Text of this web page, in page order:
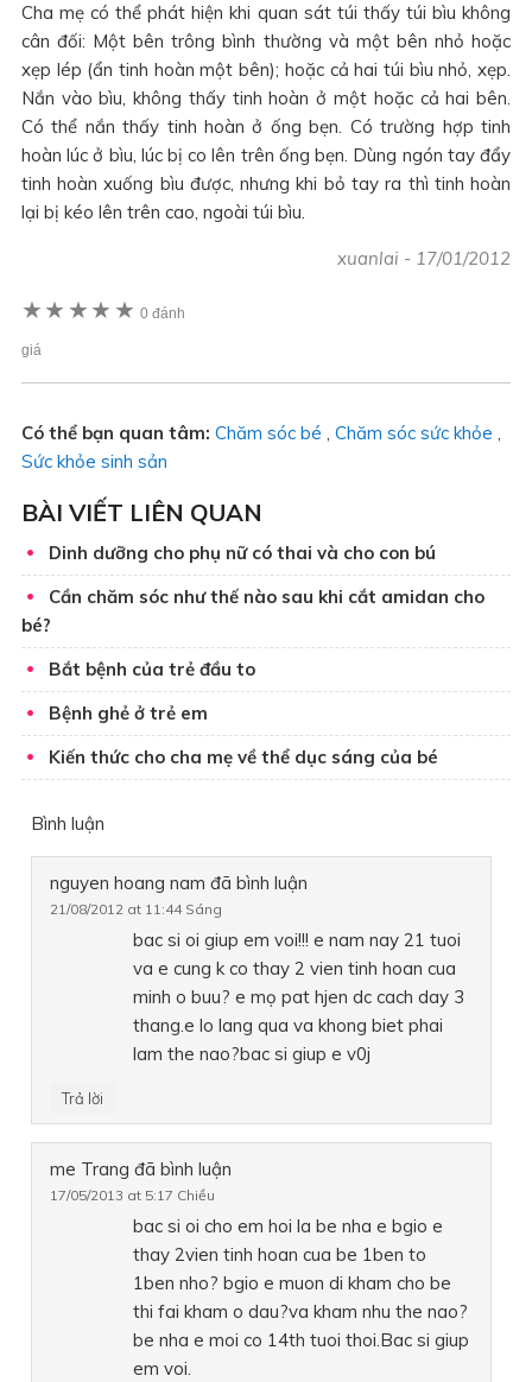
Cha mẹ có thể phát hiện khi quan sát túi thấy túi bìu không
cân đối: Một bên trông bình thường và một bên nhỏ hoặc
xẹp lép (ẩn tinh hoàn một bên); hoặc cả hai túi bìu nhỏ, xẹp.
Nắn vào bìu, không thấy tinh hoàn ở một hoặc cả hai bên.
Có thể nắn thấy tinh hoàn ở ống bẹn. Có trường hợp tinh
hoàn lúc ở bìu, lúc bị co lên trên ống bẹn. Dùng ngón tay đẩy
tinh hoàn xuống bìu được, nhưng khi bỏ tay ra thì tinh hoàn
lại bị kéo lên trên cao, ngoài túi bìu.
xuanlai - 17/01/2012
★ ★ ★ ★ ★ 0 đánh
giá
Có thể bạn quan tâm: Chăm sóc bé , Chăm sóc sức khỏe ,
Sức khỏe sinh sản
BÀI VIẾT LIÊN QUAN
Dinh dưỡng cho phụ nữ có thai và cho con bú
Cần chăm sóc như thế nào sau khi cắt amidan cho
bé?
Bắt bệnh của trẻ đầu to
Bệnh ghẻ ở trẻ em
Kiến thức cho cha mẹ về thể dục sáng của bé
Bình luận
nguyen hoang nam đã bình luận
21/08/2012 at 11:44 Sáng
bac si oi giup em voi!!! e nam nay 21 tuoi
va e cung k co thay 2 vien tinh hoan cua
minh o buu? e mọ pat hjen dc cach day 3
thang.e lo lang qua va khong biet phai
lam the nao?bac si giup e v0j
Trả lời
me Trang đã bình luận
17/05/2013 at 5:17 Chiều
bac si oi cho em hoi la be nha e bgio e
thay 2vien tinh hoan cua be 1ben to
1ben nho? bgio e muon di kham cho be
thi fai kham o dau?va kham nhu the nao?
be nha e moi co 14th tuoi thoi.Bac si giup
em voi.